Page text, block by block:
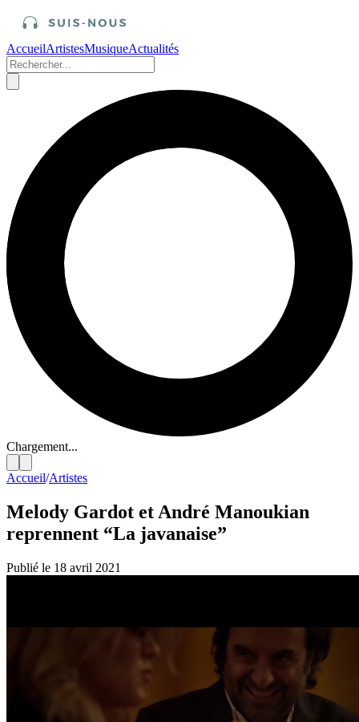
AccueilArtistesMusiqueActualités
Chargement...
Accueil/Artistes
Melody Gardot et André Manoukian
reprennent “La javanaise”
Publié le 18 avril 2021